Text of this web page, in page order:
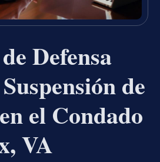
Defensa
de
el Condado
VA